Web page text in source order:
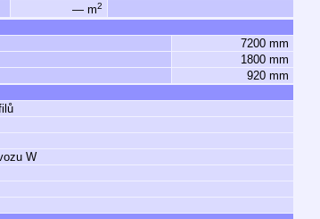
— m2
7200 mm
1800 mm
920 mm
W